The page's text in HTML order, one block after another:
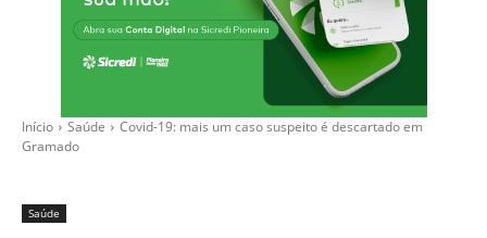
Início Saúde
Covid-19: mais um caso suspeito é descartado em
Gramado
Saúde